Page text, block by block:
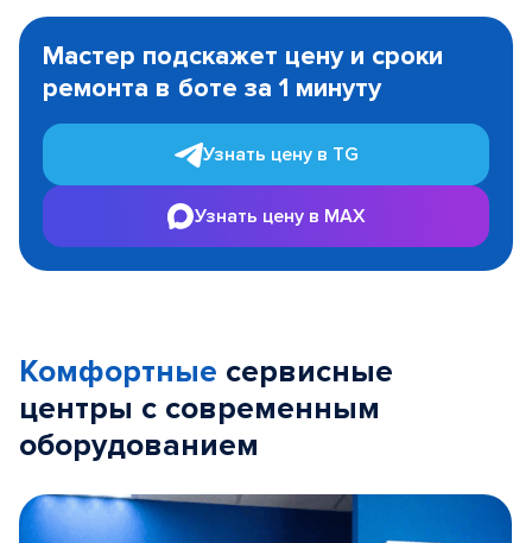
1
Мастер подскажет цену и сроки
ремонта в боте за 1 минуту
Узнать цену в TG
Узнать цену в MAX
Комфортные сервисные
центры с современным
оборудованием